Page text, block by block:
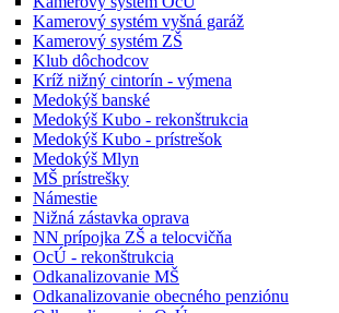
Kamerový systém vyšná garáž
Kamerový systém ZŠ
Klub dôchodcov
Kríž nižný cintorín - výmena
Medokýš banské
Medokýš Kubo - rekonštrukcia
Medokýš Kubo - prístrešok
Medokýš Mlyn
MŠ prístrešky
Námestie
Nižná zástavka oprava
NN prípojka ZŠ a telocvičňa
OcÚ - rekonštrukcia
Odkanalizovanie MŠ
Odkanalizovanie obecného penziónu